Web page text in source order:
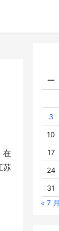
在
苏
一
3
10
17
24
31
« 7 月